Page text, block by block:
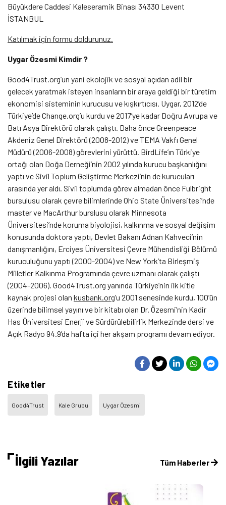
Büyükdere Caddesi Kaleseramik Binası 34330 Levent
İSTANBUL
Katılmak için formu doldurunuz.
Uygar Özesmi Kimdir ?
Good4Trust.org’un yani ekolojik ve sosyal açıdan adil bir
gelecek yaratmak isteyen insanların bir araya geldiği bir türetim
ekonomisi sisteminin kurucusu ve kışkırtıcısı. Uygar, 2012’de
Türkiye’de Change.org’u kurdu ve 2017’ye kadar Doğru Avrupa ve
Batı Asya Direktörü olarak çalıştı. Daha önce Greenpeace
Akdeniz Genel Direktörü (2008-2012) ve TEMA Vakfı Genel
Müdürü (2006-2008) görevlerini yürüttü. BirdLife’ın Türkiye
ortağı olan Doğa Derneği’nin 2002 yılında kurucu başkanlığını
yaptı ve Sivil Toplum Geliştirme Merkezi’nin de kurucuları
arasında yer aldı. Sivil toplumda görev almadan önce Fulbright
bursulusu olarak çevre bilimlerinde Ohio State Üniversitesi’nde
master ve MacArthur burslusu olarak Minnesota
Üniversitesi’nde koruma biyolojisi, kalkınma ve sosyal değişim
konusunda doktora yaptı, Devlet Bakanı Adnan Kahveci’nin
danışmanlığını, Erciyes Üniversitesi Çevre Mühendisliği Bölümü
kuruculuğunu yaptı (2000-2004) ve New York’ta Birleşmiş
Milletler Kalkınma Programında çevre uzmanı olarak çalıştı
(2004-2006). Good4Trust.org yanında Türkiye’nin ilk kitle
kaynak projesi olan kusbank.org’u 2001 senesinde kurdu, 100’ün
üzerinde bilimsel yayını ve bir kitabı olan Dr. Özesmi’nin Kadir
Has Üniversitesi Enerji ve Sürdürülebilirlik Merkezinde dersi ve
Açık Radyo 94.9’da hafta içi her akşam programı devam ediyor.
Etiketler
Good4Trust Kale Grubu Uygar Özesmi
İlgili Yazılar Tüm Haberler